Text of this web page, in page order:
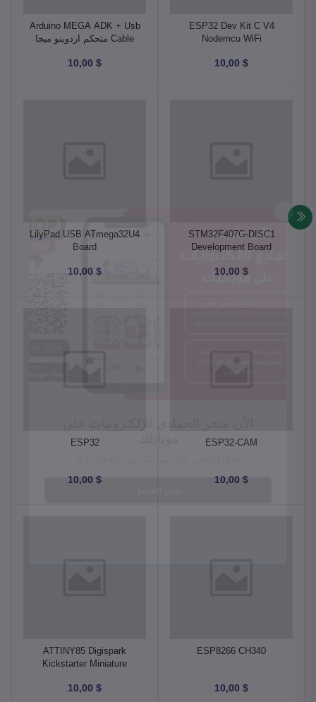
ESP32 Dev Kit C V4
Nodemcu WiFi
$ 10,00
Arduino MEGA ADK + Usb
Cable متحكم اردوينو ميجا
$ 10,00
STM32F407G-DISC1
Development Board
$ 10,00
LilyPad USB ATmega32U4
Board
$ 10,00
ESP32-CAM
$ 10,00
ESP32
$ 10,00
ESP8266 CH340
$ 10,00
ATTINY85 Digispark
Kickstarter Miniature
$ 10,00